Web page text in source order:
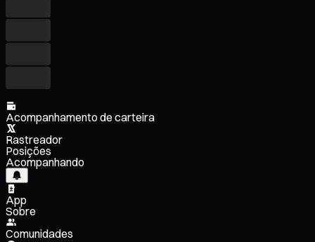
Acompanhamento de carteira
Rastreador
Posições
Acompanhando
App
Sobre
Comunidades